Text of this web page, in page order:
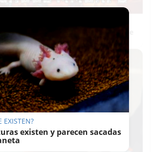
de la vieja escuela ¡Cómo los de
EXISTEN?
existen y parecen sacadas